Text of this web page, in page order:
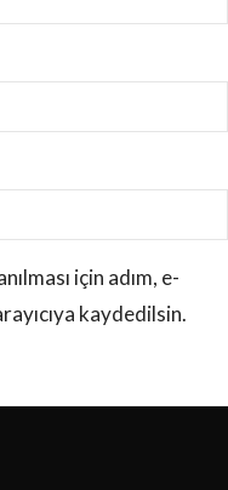
için adım, e-
kaydedilsin.